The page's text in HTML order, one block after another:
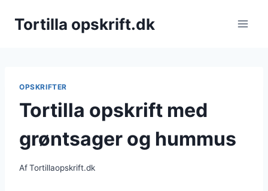
Tortilla opskrift.dk
OPSKRIFTER
Tortilla opskrift med
grøntsager og hummus
AfTortillaopskrift.dk